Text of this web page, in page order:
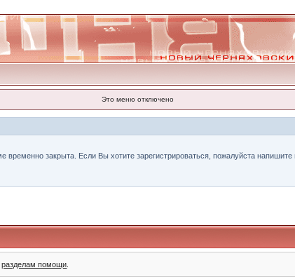
Это меню отключено
закрыта. Если Вы хотите зарегистрироваться, пожалуйста
разделам помощи